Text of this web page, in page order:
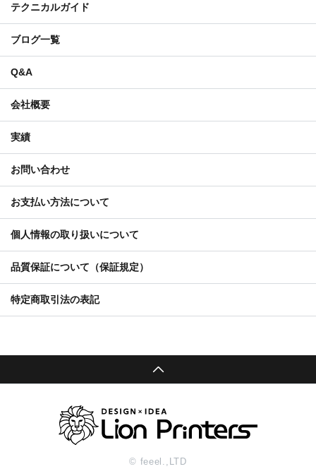
テクニカルガイド
ブログ一覧
Q&A
会社概要
実績
お問い合わせ
お支払い方法について
個人情報の取り扱いについて
品質保証について（保証規定）
特定商取引法の表記
© feeel.,LTD